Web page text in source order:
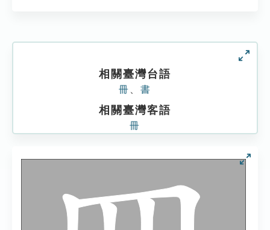
相關臺灣台語
冊 書
相關臺灣客語
冊